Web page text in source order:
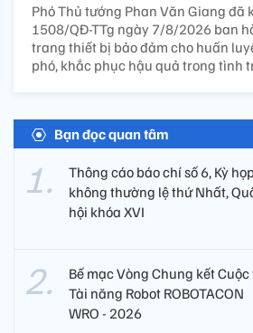
Phó Thủ tướng Phan Văn Giang đã
1508/QĐ-TTg ngày 7/8/2026 ban
trang thiết bị bảo đảm cho huấn
phó, khắc phục hậu quả trong tình
Bạn đọc quan tâm
Thông cáo báo chí số 6, Kỳ
không thường lệ thứ Nhất,
hội khóa XVI
Bế mạc Vòng Chung kết Cuộc
Tài năng Robot ROBOTACON
WRO - 2026